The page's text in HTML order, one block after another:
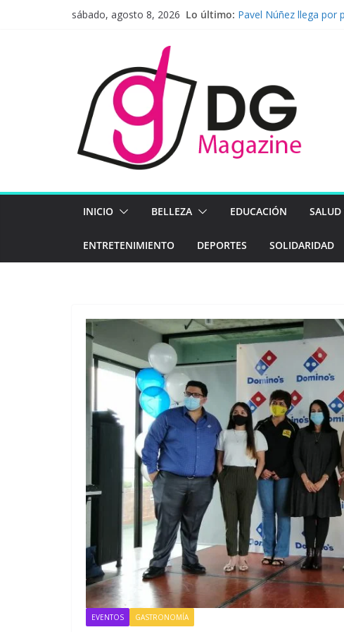
sábado, agosto 8, 2026 Lo último: Pavel Núñez llega por
Un hogar más allá
priorizan el bienestar
Lo que la piel de tu
Nueva ley de
la integridad como
INICIO BELLEZA EDUCACIÓN
ENTRETENIMIENTO DEPORTES SOLIDARIDAD
EVENTOS GASTRONOMÍA
EMPRESARIAL EVENTOS
Nueva ley de
de lavado: